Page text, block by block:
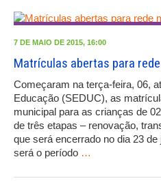
7 DE MAIO DE 2015, 16:00
Matrículas abertas para
Começaram na terça-feira, 06,
Educação (SEDUC), as
municipal para as crianças de
de três etapas – renovação,
que será encerrado no dia 23
será o período …